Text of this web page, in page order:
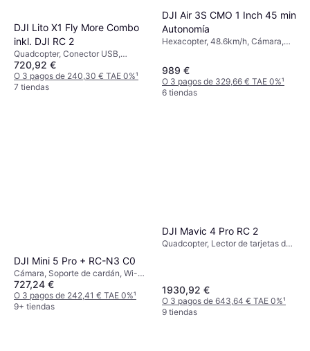
DJI Lito X1 Fly More Combo
inkl. DJI RC 2
Quadcopter, Conector USB,
Aplicación móvil, Cámara
720,92 €
O 3 pagos de 240,30 € TAE 0%¹
7 tiendas
DJI Air 3S CMO 1 Inch 45 min
Autonomía
Hexacopter, 48.6km/h, Cámara,
989 €
O 3 pagos de 329,66 € TAE 0%¹
6 tiendas
DJI Mini 5 Pro + RC-N3 C0
Cámara, Soporte de cardán, Wi-Fi,
GPS, Bluetooth
727,24 €
O 3 pagos de 242,41 € TAE 0%¹
9+ tiendas
DJI Mavic 4 Pro RC 2
Quadcopter, Lector de tarjetas de
1930,92 €
O 3 pagos de 643,64 € TAE 0%¹
9 tiendas